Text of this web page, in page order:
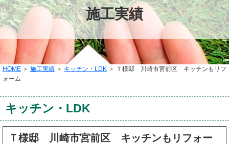
施工実績
HOME ＞ 施工実績 ＞ キッチン・LDK ＞ Ｔ様邸 川崎市宮前区 キッチンもリフ
ォーム
キッチン・LDK
Ｔ様邸 川崎市宮前区 キッチンもリフォー